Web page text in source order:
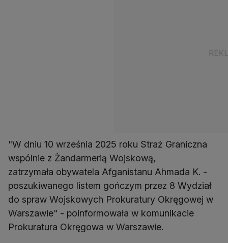
"W dniu 10 września 2025 roku Straż Graniczna
wspólnie z Żandarmerią Wojskową,
zatrzymała obywatela Afganistanu Ahmada K. -
poszukiwanego listem gończym przez 8 Wydział
do spraw Wojskowych Prokuratury Okręgowej w
Warszawie" - poinformowała w komunikacie
Prokuratura Okręgowa w Warszawie.